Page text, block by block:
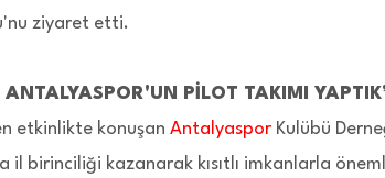
ziyaret etti.
PİLOT TAKIMI
etkinlikte konuşan Antalyaspor Kulübü
il birinciliği kazanarak kısıtlı imkanlarla